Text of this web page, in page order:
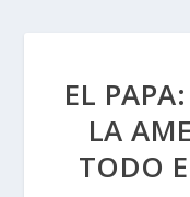
EL
LA
TODO